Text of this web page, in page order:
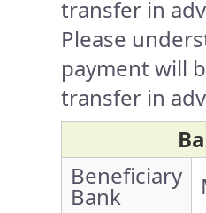
transfer in
Please
payment will
transfer in
Beneficiary
Bank